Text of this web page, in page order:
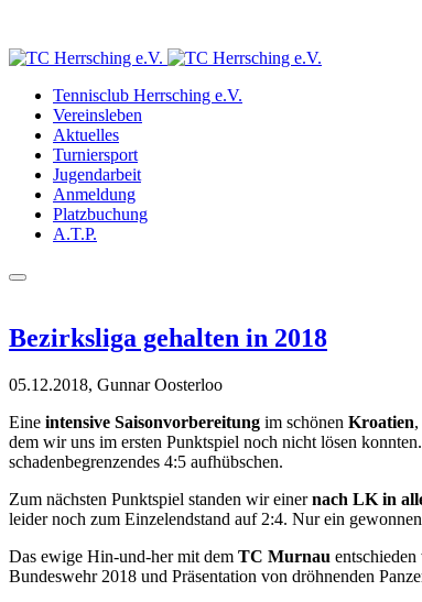
Tennisclub Herrsching e.V.
Vereinsleben
Aktuelles
Turniersport
Jugendarbeit
Anmeldung
Platzbuchung
A.T.P.
Bezirksliga gehalten in 2018
05.12.2018, Gunnar Oosterloo
Eine intensive Saisonvorbereitung im schönen Kroatien
dem wir uns im ersten Punktspiel noch nicht lösen
schadenbegrenzendes 4:5 aufhübschen.
Zum nächsten Punktspiel standen wir einernach LK in
leider noch zum Einzelendstand auf 2:4. Nur ein
Das ewige Hin-und-her mit dem TC Murnau
Bundeswehr 2018 und Präsentation von dröhnenden